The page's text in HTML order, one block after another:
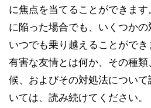
に焦点を当てることができま
に陥った場合でも、いくつかの
いつでも乗り越えることができ
有害な友情とは何か、その種
候、およびその対処法につい
いては、読み続けてください。